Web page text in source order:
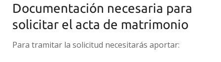
Documentación necesaria para
solicitar el acta de matrimonio
Para tramitar la solicitud necesitarás aportar: